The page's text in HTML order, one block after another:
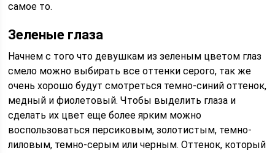
самое то.
Зеленые глаза
Начнем с того что девушкам из зеленым цветом глаз
смело можно выбирать все оттенки серого, так же
очень хорошо будут смотреться темно-синий оттенок,
медный и фиолетовый. Чтобы выделить глаза и
сделать их цвет еще более ярким можно
воспользоваться персиковым, золотистым, темно-
лиловым, темно-серым или черным. Оттенок, который